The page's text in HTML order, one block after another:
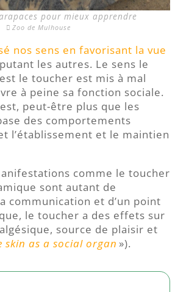
pour mieux apprendre
Zoo de Mulhouse
nos sens en favorisant la vue
les autres. Le sens le
le toucher est mis à mal
à peine sa fonction sociale.
peut-être plus que les
des comportements
l’établissement et le maintien
comme le toucher
sont autant de
communication et d’un point
le toucher a des effets sur
source de plaisir et
skin as a social organ »).